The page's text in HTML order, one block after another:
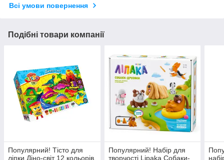
Всі умови повернення
Подібні товари компанії
Популярний! Тісто для
ліпки Діно-світ 12 кольорів
Популярний! Набір для
творчості Lipaka Собаки-